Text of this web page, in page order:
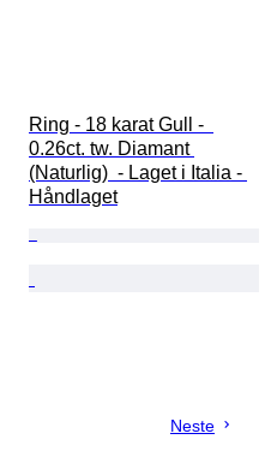
Ring - 18 karat Gull -
0.26ct. tw. Diamant
(Naturlig)  - Laget i Italia -
Håndlaget
Neste